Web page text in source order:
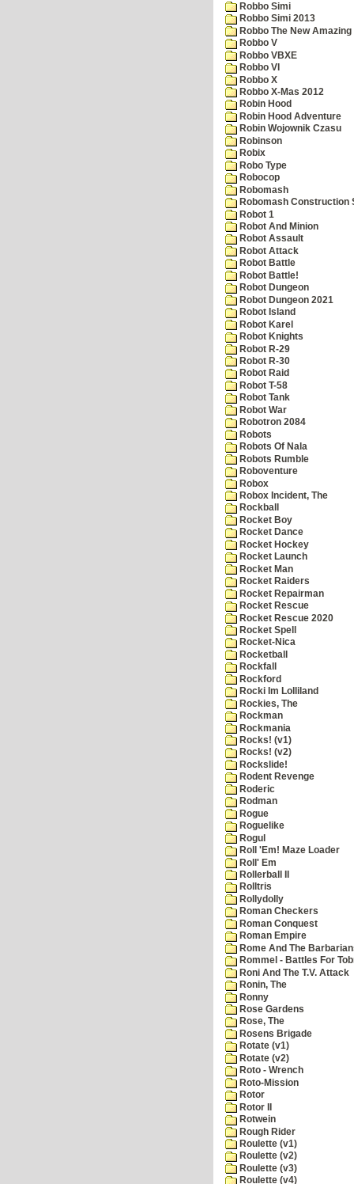
Robbo Simi
Robbo Simi 2013
Robbo The New
Robbo V
Robbo VBXE
Robbo VI
Robbo X
Robbo X-Mas 2012
Robin Hood
Robin Hood Adventure
Robin Wojownik Czasu
Robinson
Robix
Robo Type
Robocop
Robomash
Robomash Construction
Robot 1
Robot And Minion
Robot Assault
Robot Attack
Robot Battle
Robot Battle!
Robot Dungeon
Robot Dungeon 2021
Robot Island
Robot Karel
Robot Knights
Robot R-29
Robot R-30
Robot Raid
Robot T-58
Robot Tank
Robot War
Robotron 2084
Robots
Robots Of Nala
Robots Rumble
Roboventure
Robox
Robox Incident, The
Rockball
Rocket Boy
Rocket Dance
Rocket Hockey
Rocket Launch
Rocket Man
Rocket Raiders
Rocket Repairman
Rocket Rescue
Rocket Rescue 2020
Rocket Spell
Rocket-Nica
Rocketball
Rockfall
Rockford
Rocki Im Lolliland
Rockies, The
Rockman
Rockmania
Rocks! (v1)
Rocks! (v2)
Rockslide!
Rodent Revenge
Roderic
Rodman
Rogue
Roguelike
Rogul
Roll 'Em! Maze Loader
Roll' Em
Rollerball II
Rolltris
Rollydolly
Roman Checkers
Roman Conquest
Roman Empire
Rome And The
Rommel - Battles For
Roni And The T.V. Attack
Ronin, The
Ronny
Rose Gardens
Rose, The
Rosens Brigade
Rotate (v1)
Rotate (v2)
Roto - Wrench
Roto-Mission
Rotor
Rotor II
Rotwein
Rough Rider
Roulette (v1)
Roulette (v2)
Roulette (v3)
Roulette (v4)